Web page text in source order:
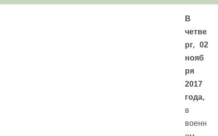
В
четве
рг, 02
нояб
ря
2017
года,
в
военн